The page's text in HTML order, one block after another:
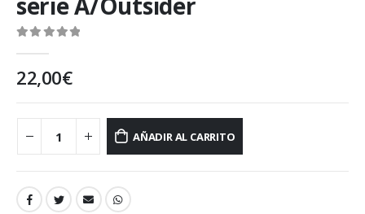
22,00€
AÑADIR AL CARRITO